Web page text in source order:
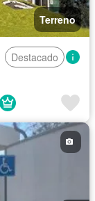
Terreno
Destacado